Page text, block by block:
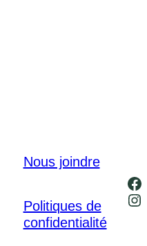
Nous joindre
Politiques de
confidentialité